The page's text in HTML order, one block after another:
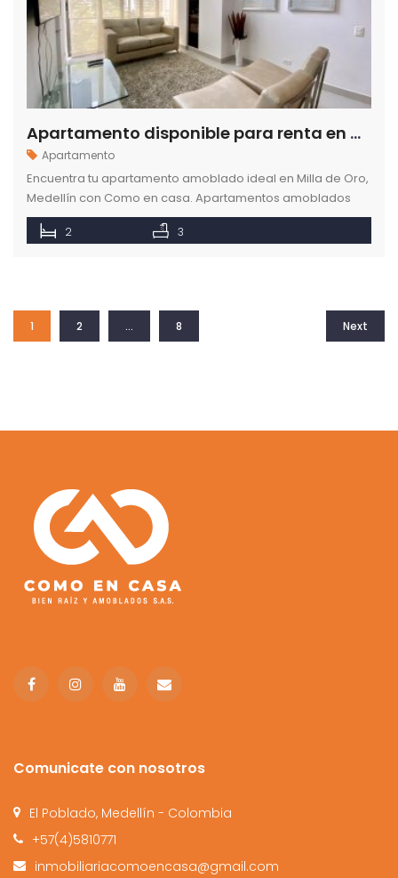
Apartamento disponible para renta en Milla de Oro en Medellín Poblado
Apartamento
Encuentra tu apartamento amoblado ideal en Milla de Oro,
Medellín con Como en casa. Apartamentos amoblados
con todo incluido.Reserva ahora.
2 3
1 2 … 8 Next
Comunicate con nosotros
El Poblado, Medellín - Colombia
+57(4)5810771
inmobiliariacomoencasa@gmail.com